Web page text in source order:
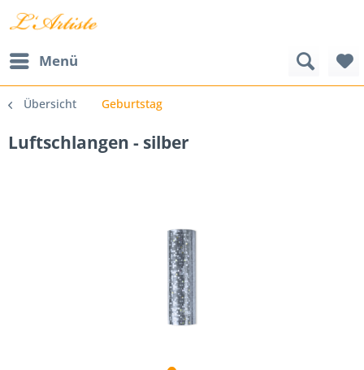
Menü
Übersicht Geburtstag
Luftschlangen - silber